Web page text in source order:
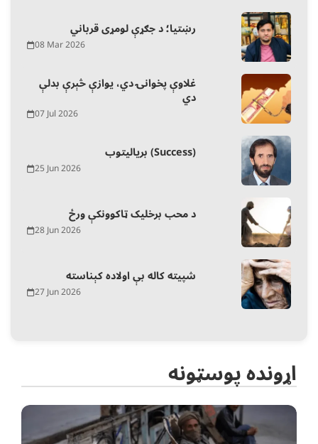
رښتیا؛ د جګړې لومړی قرباني
08 Mar 2026
غلاوې پخوانۍ دي، یوازې څېرې بدلې
دي
07 Jul 2026
بریالیتوب (Success)
25 Jun 2026
د محب برخلیک ټاکوونکې ورځ
28 Jun 2026
شپیته کاله بې اولاده کېناسته
27 Jun 2026
اړونده پوسټونه